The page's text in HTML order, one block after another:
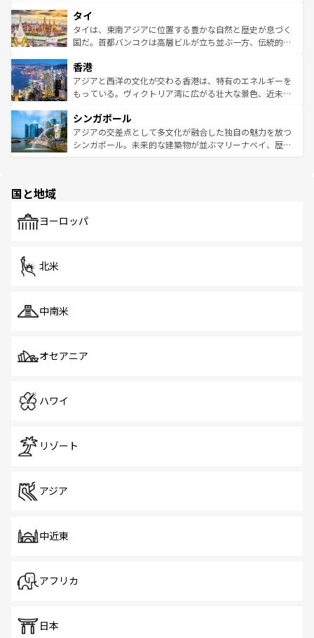
リティに包まれながら、韓国の多彩な魅力を心ゆくまで味
わってみてほしい。 なお、新着の韓国情報はコンテンツ一
覧を参照してほしい。
急速な発展と共に伝統が息づく。ハノイの古い町並みやホ
ーチミン市のフランス統治時代の建物も、独特の雰囲気を
醸し出している。また、バラエティの豊かさとおいしさで
とつ。フォーやバインミー、ベトナムコーヒーなどは、ぜ
ひ現地で味わいたい。どの地域を訪れてもあたたかい人々
が旅行者を迎えてくれるので、きっと忘れられない旅にな
参照してほしい。
タイ
タイは、東南アジアに位置する豊かな自然と歴史が息づく
国だ。首都バンコクは高層ビルが立ち並ぶ一方、伝統的な
の活気が交差している。北部ではチェンマイなどの山岳地
帯で自然と触れ合い、南部ではプーケットやクラビの美し
いビーチでリゾート気分を楽しむことができる。タイ料理
激する。気候は一年中温暖で、どの季節にも異なる楽しみ
が待っている。親しみやすいタイの人々、仏教を中心とし
た文化、そして多様な観光資源が、訪れる旅人を魅了し続
香港
アジアと西洋の文化が交わる香港は、特有のエネルギーを
もっている。ヴィクトリア湾に広がる壮大な景色、近未来
み、どこを訪れても感動するはず。観光スポットが密集し
ており、効率よく見どころを回れるのも魅力。息をのむよ
うな絶景から文化的な体験まで、香港を存分に楽しみ尽く
シンガポール
アジアの交差点として多文化が融合した独自の魅力を放つ
シンガポール。未来的な建築物が並ぶマリーナベイ、歴史
で、ホーカーズは地元の風情を楽しめる外せないスポット
国と地域
ヨーロッパ
北米
中南米
オセアニア
ハワイ
リゾート
アジア
中近東
アフリカ
日本